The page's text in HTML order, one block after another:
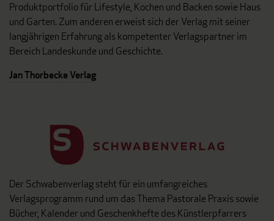
Produktportfolio für Lifestyle, Kochen und Backen sowie Haus
und Garten. Zum anderen erweist sich der Verlag mit seiner
langjährigen Erfahrung als kompetenter Verlagspartner im
Bereich Landeskunde und Geschichte.
Jan Thorbecke Verlag
Der Schwabenverlag steht für ein umfangreiches
Verlagsprogramm rund um das Thema Pastorale Praxis sowie
Bücher, Kalender und Geschenkhefte des Künstlerpfarrers